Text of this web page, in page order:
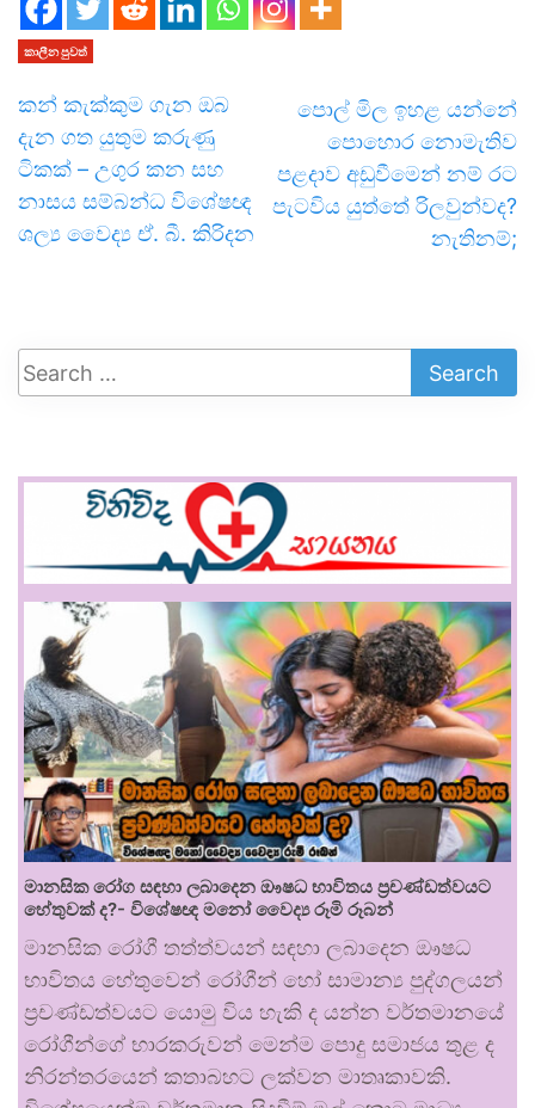
කාලීන පුවත්
කන් කැක්කුම ගැන ඔබ
දැන ගත යුතුම කරුණු
ටිකක් – උගුර කන සහ
නාසය සම්බන්ධ විශේෂඥ
ශල්‍ය වෛද්‍ය ඒ. බී. කිරිදන
පොල් මිල ඉහළ යන්නේ
පොහොර නොමැතිව
පළදාව අඩුවීමෙන් නම් රට
පැටවිය යුත්තේ රිලවුන්වද?
නැතිනම්;
මානසික රෝග සඳහා ලබාදෙන ඖෂධ භාවිතය ප්‍රචණ්ඩත්වයට
හේතුවක් ද?- විශේෂඥ මනෝ වෛද්‍ය රූමි රූබන්
මානසික රෝගී තත්ත්වයන් සඳහා ලබාදෙන ඖෂධ
භාවිතය හේතුවෙන් රෝගීන් හෝ සාමාන්‍ය පුද්ගලයන්
ප්‍රචණ්ඩත්වයට යොමු විය හැකි ද යන්න වර්තමානයේ
රෝගීන්ගේ භාරකරුවන් මෙන්ම පොදු සමාජය තුළ ද
නිරන්තරයෙන් කතාබහට ලක්වන මාතෘකාවකි.